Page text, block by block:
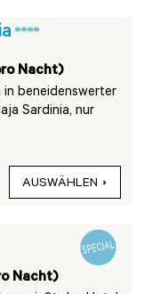
****
Nacht)
beneidenswerter
Sardinia, nur
AUSWÄHLEN
Nacht)